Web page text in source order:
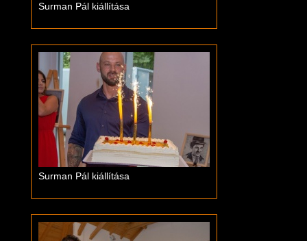
Surman Pál kiállítása
Surman Pál kiállítása